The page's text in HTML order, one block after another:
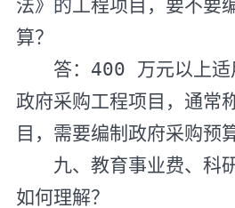
法》的工程项目，要不要
算？
答： 400 万元以上
政府采购工程项目，通常
目，需要编制政府采购预算
九、教育事业费、科
如何理解？